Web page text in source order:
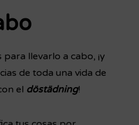
para llevarlo a cabo, ¡y
de toda una vida de
el döstädning!